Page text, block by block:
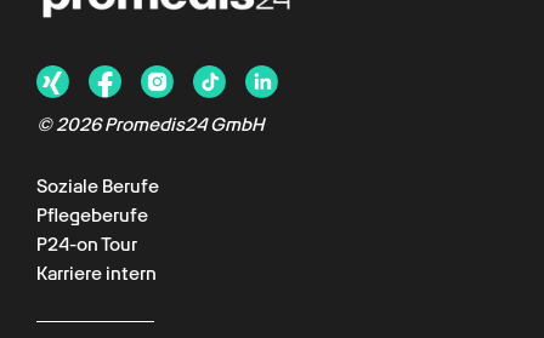
©2026Promedis24 GmbH
Soziale Berufe
Pflegeberufe
P24-on Tour
Karriere intern